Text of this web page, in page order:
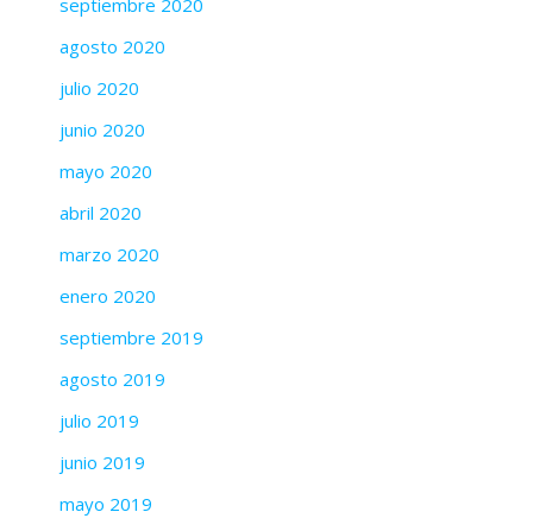
agosto 2020
julio 2020
junio 2020
mayo 2020
abril 2020
marzo 2020
enero 2020
septiembre 2019
agosto 2019
julio 2019
junio 2019
mayo 2019